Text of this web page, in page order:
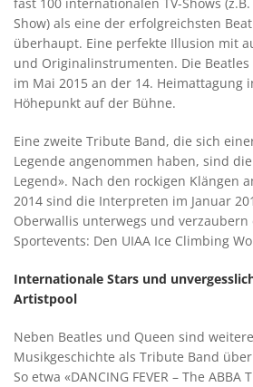
fast 100 internationalen TV-Shows
Show) als eine der erfolgreichsten
überhaupt. Eine perfekte Illusion mit
und Originalinstrumenten. Die
im Mai 2015 an der 14. Heimattagung
Höhepunkt auf der Bühne.
Eine zweite Tribute Band, die sich
Legende angenommen haben, sind
Legend». Nach den rockigen Klängen
2014 sind die Interpreten im Januar
Oberwallis unterwegs und
Sportevents: Den UIAA Ice Climbing
Internationale Stars und
Artistpool
Neben Beatles und Queen sind
Musikgeschichte als Tribute Band
So etwa «DANCING FEVER – The ABBA